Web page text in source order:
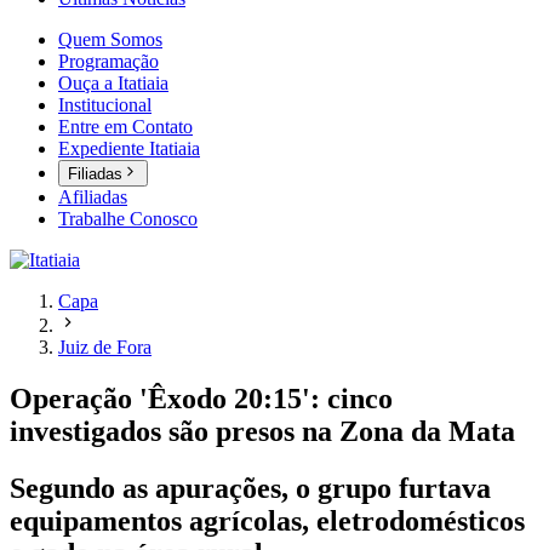
Quem Somos
Programação
Ouça a Itatiaia
Institucional
Entre em Contato
Expediente Itatiaia
Filiadas
Afiliadas
Trabalhe Conosco
Capa
Juiz de Fora
Operação 'Êxodo 20:15': cinco
investigados são presos na Zona da Mata
Segundo as apurações, o grupo furtava
equipamentos agrícolas, eletrodomésticos